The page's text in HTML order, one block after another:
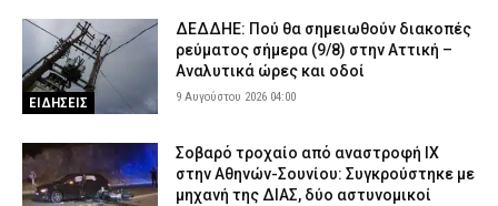
ΕΙΔΗΣΕΙΣ
ΔΕΔΔΗΕ: Πού θα σημειωθούν διακοπές
ρεύματος σήμερα (9/8) στην Αττική –
Αναλυτικά ώρες και οδοί
9 Αυγούστου 2026 04:00
Σοβαρό τροχαίο από αναστροφή ΙΧ
στην Αθηνών-Σουνίου: Συγκρούστηκε με
μηχανή της ΔΙΑΣ, δύο αστυνομικοί